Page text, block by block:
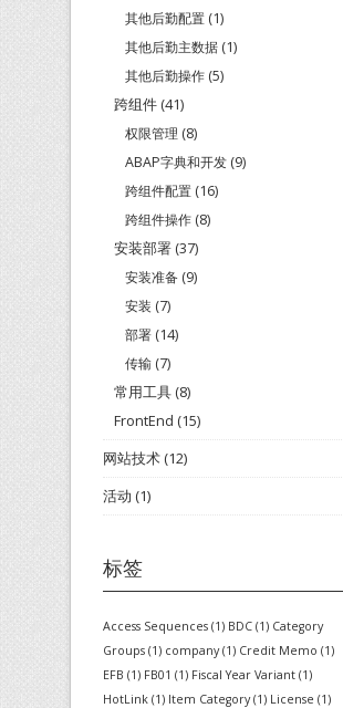
其他后勤配置 (1)
其他后勤主数据 (1)
其他后勤操作 (5)
跨组件 (41)
权限管理 (8)
ABAP字典和开发 (9)
跨组件配置 (16)
跨组件操作 (8)
安装部署 (37)
安装准备 (9)
安装 (7)
部署 (14)
传输 (7)
常用工具 (8)
FrontEnd (15)
网站技术(12)
活动 (1)
标签
Access Sequences (1) BDC (1) Category
Groups (1) company(1) Credit Memo (1)
EFB (1) FB01 (1) Fiscal Year Variant (1)
HotLink (1) Item Category(1) License (1)